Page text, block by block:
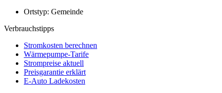
Ortstyp: Gemeinde
Verbrauchstipps
Stromkosten berechnen
Wärmepumpe-Tarife
Strompreise aktuell
Preisgarantie erklärt
E-Auto Ladekosten